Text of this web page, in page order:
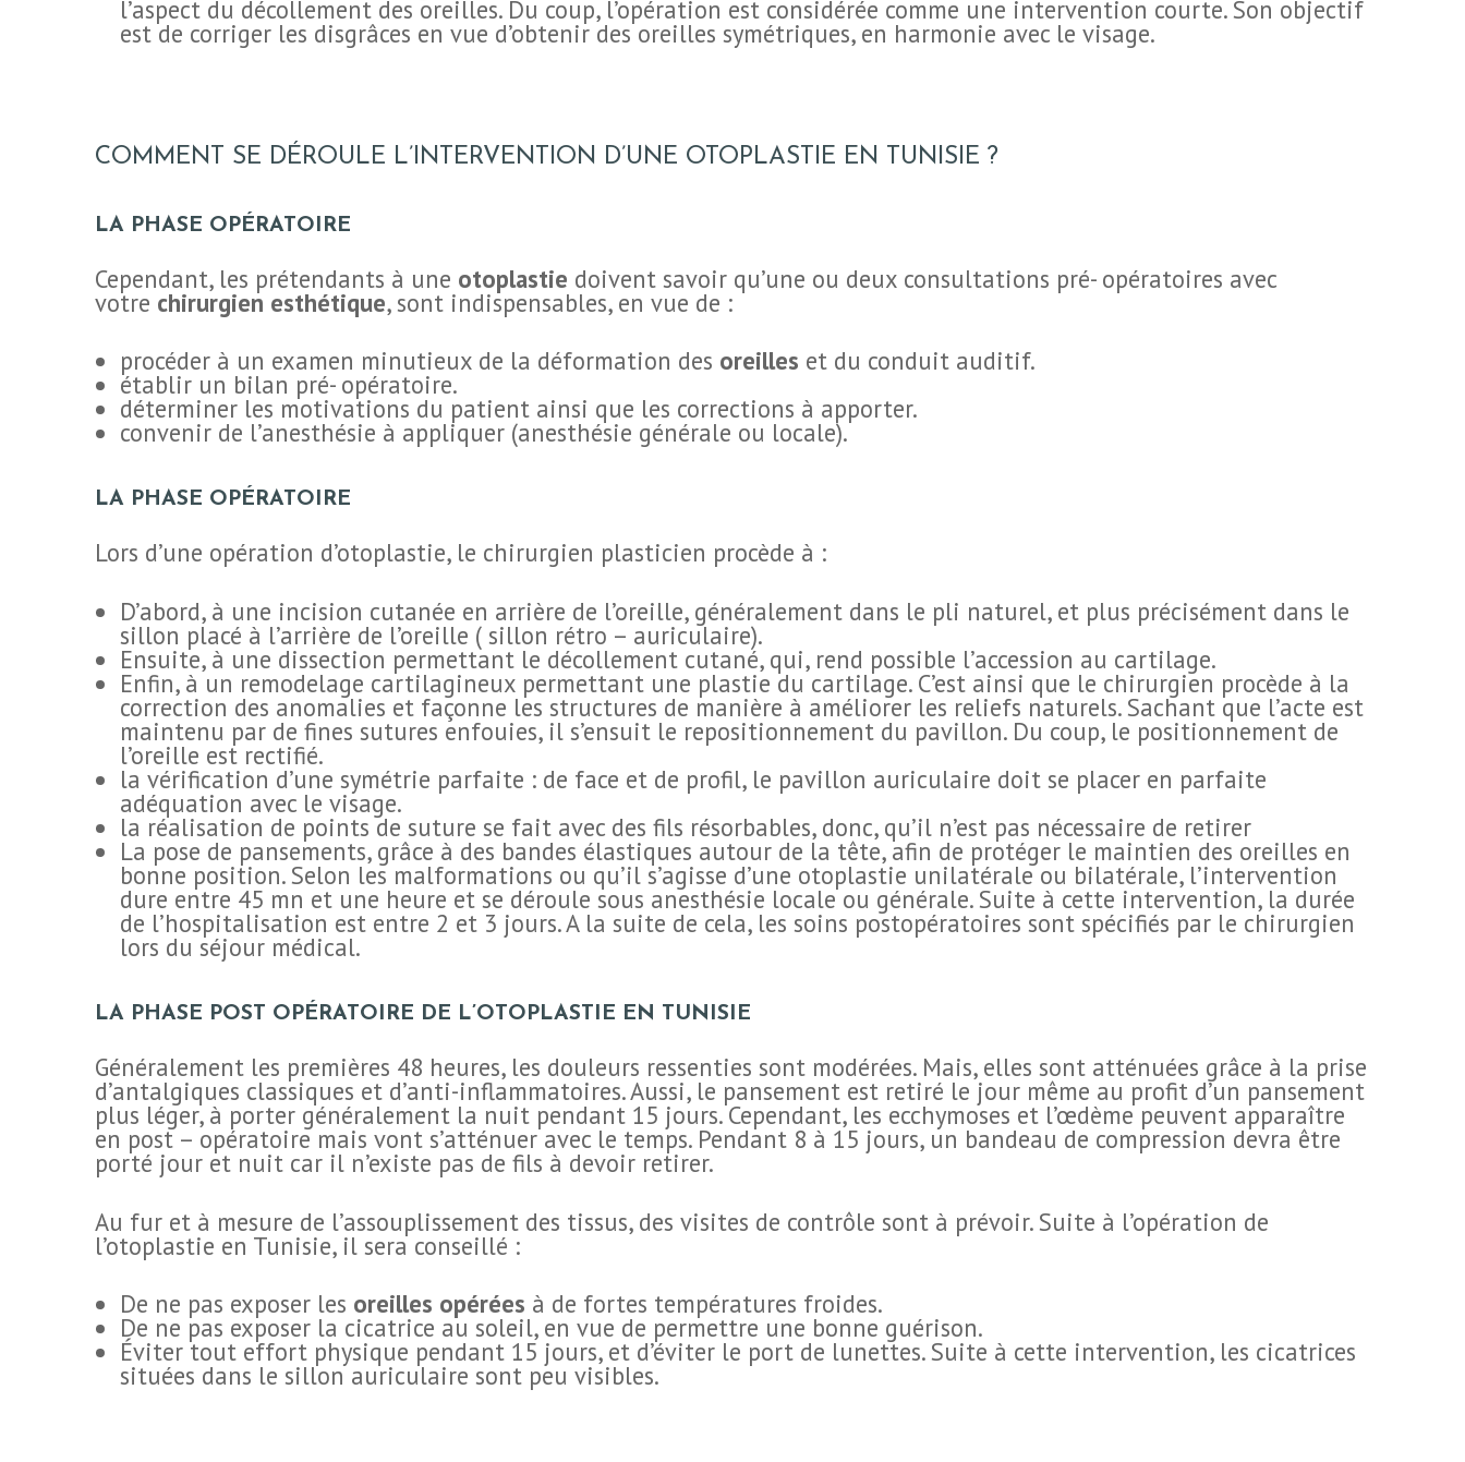
DEMANDE DE
DEVIS
l’aspect du décollement des oreilles. Du coup, l’opération est considérée comme une intervention courte. Son objectif
est de corriger les disgrâces en vue d’obtenir des oreilles symétriques, en harmonie avec le visage.
COMMENT SE DÉROULE L’INTERVENTION D’UNE OTOPLASTIE EN TUNISIE ?
LA PHASE OPÉRATOIRE
Cependant, les prétendants à une otoplastie doivent savoir qu’une ou deux consultations pré- opératoires avec
votre chirurgien esthétique, sont indispensables, en vue de :
procéder à un examen minutieux de la déformation des oreilles et du conduit auditif.
établir un bilan pré- opératoire.
déterminer les motivations du patient ainsi que les corrections à apporter.
convenir de l’anesthésie à appliquer (anesthésie générale ou locale).
LA PHASE OPÉRATOIRE
Lors d’une opération d’otoplastie, le chirurgien plasticien procède à :
D’abord, à une incision cutanée en arrière de l’oreille, généralement dans le pli naturel, et plus précisément dans le
sillon placé à l’arrière de l’oreille ( sillon rétro – auriculaire).
Ensuite, à une dissection permettant le décollement cutané, qui, rend possible l’accession au cartilage.
Enfin, à un remodelage cartilagineux permettant une plastie du cartilage. C’est ainsi que le chirurgien procède à la
correction des anomalies et façonne les structures de manière à améliorer les reliefs naturels. Sachant que l’acte est
maintenu par de fines sutures enfouies, il s’ensuit le repositionnement du pavillon. Du coup, le positionnement de
l’oreille est rectifié.
la vérification d’une symétrie parfaite : de face et de profil, le pavillon auriculaire doit se placer en parfaite
adéquation avec le visage.
la réalisation de points de suture se fait avec des fils résorbables, donc, qu’il n’est pas nécessaire de retirer
La pose de pansements, grâce à des bandes élastiques autour de la tête, afin de protéger le maintien des oreilles en
bonne position. Selon les malformations ou qu’il s’agisse d’une otoplastie unilatérale ou bilatérale, l’intervention
dure entre 45 mn et une heure et se déroule sous anesthésie locale ou générale. Suite à cette intervention, la durée
de l’hospitalisation est entre 2 et 3 jours. A la suite de cela, les soins postopératoires sont spécifiés par le chirurgien
lors du séjour médical.
LA PHASE POST OPÉRATOIRE DE L’OTOPLASTIE EN TUNISIE
Généralement les premières 48 heures, les douleurs ressenties sont modérées. Mais, elles sont atténuées grâce à la prise
d’antalgiques classiques et d’anti-inflammatoires. Aussi, le pansement est retiré le jour même au profit d’un pansement
plus léger, à porter généralement la nuit pendant 15 jours. Cependant, les ecchymoses et l’œdème peuvent apparaître
en post – opératoire mais vont s’atténuer avec le temps. Pendant 8 à 15 jours, un bandeau de compression devra être
porté jour et nuit car il n’existe pas de fils à devoir retirer.
Au fur et à mesure de l’assouplissement des tissus, des visites de contrôle sont à prévoir. Suite à l’opération de
l’otoplastie en Tunisie, il sera conseillé :
De ne pas exposer les oreilles opérées à de fortes températures froides.
De ne pas exposer la cicatrice au soleil, en vue de permettre une bonne guérison.
Éviter tout effort physique pendant 15 jours, et d’éviter le port de lunettes. Suite à cette intervention, les cicatrices
situées dans le sillon auriculaire sont peu visibles.